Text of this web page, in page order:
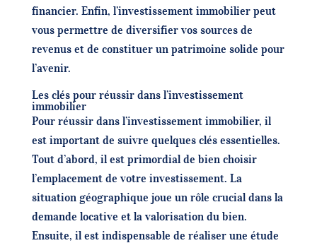
financier. Enfin, l’investissement immobilier peut
vous permettre de diversifier vos sources de
revenus et de constituer un patrimoine solide pour
l’avenir.
Les clés pour réussir dans l’investissement
immobilier
Pour réussir dans l’investissement immobilier, il
est important de suivre quelques clés essentielles.
Tout d’abord, il est primordial de bien choisir
l’emplacement de votre investissement. La
situation géographique joue un rôle crucial dans la
demande locative et la valorisation du bien.
Ensuite, il est indispensable de réaliser une étude